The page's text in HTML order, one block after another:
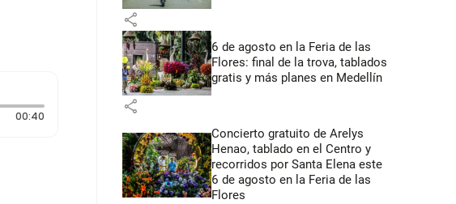
00:40Duración: 40 segundos
share
6 de agosto en la Feria de las
Flores: final de la trova, tablados
gratis y más planes en Medellín
share
Concierto gratuito de Arelys
Henao, tablado en el Centro y
recorridos por Santa Elena este
6 de agosto en la Feria de las
Flores